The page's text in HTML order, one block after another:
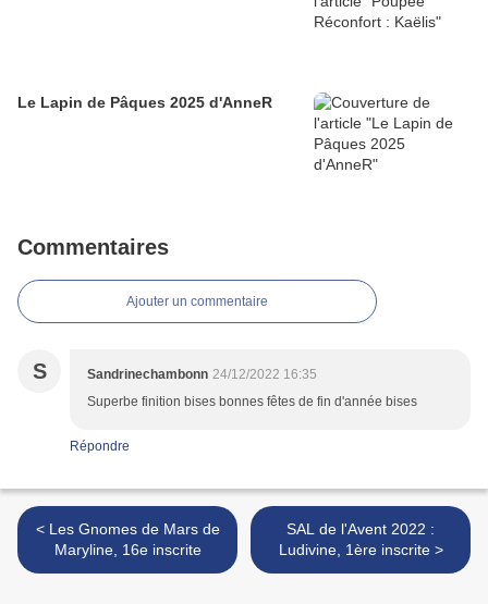
Le Lapin de Pâques 2025 d'AnneR
Commentaires
Ajouter un commentaire
S Sandrinechambonn 24/12/2022 16:35
Superbe finition bises bonnes fêtes de fin d'année bises
Répondre
< Les Gnomes de Mars de
Maryline, 16e inscrite
SAL de l'Avent 2022 :
Ludivine, 1ère inscrite >